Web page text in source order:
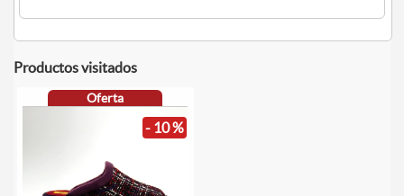
Productos visitados
Oferta
- 10 %